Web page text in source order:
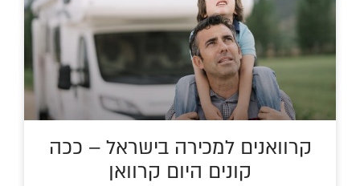
קרוואנים למכירה בישראל – ככה
קונים היום קרוואן